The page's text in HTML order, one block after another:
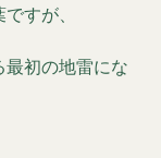
すが、
最初の地雷にな